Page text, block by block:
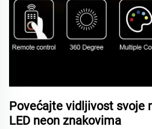
Povećajte vidljivost svoje
LED neon znakovima